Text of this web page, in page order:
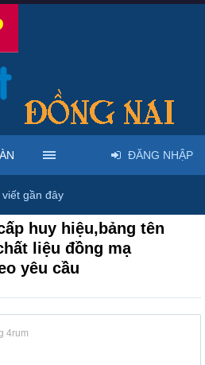
tổng hợp - Uy tín - Miễn phí
huy hiệu,bảng tên
liệu đồng mạ
yêu cầu
4rum
viết gần đây
ĐĂNG NHẬP